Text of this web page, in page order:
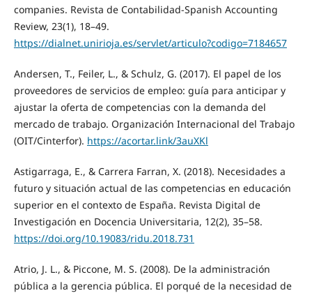
companies. Revista de Contabilidad-Spanish Accounting
Review, 23(1), 18–49.
https://dialnet.unirioja.es/servlet/articulo?codigo=7184657
Andersen, T., Feiler, L., & Schulz, G. (2017). El papel de los
proveedores de servicios de empleo: guía para anticipar y
ajustar la oferta de competencias con la demanda del
mercado de trabajo. Organización Internacional del Trabajo
(OIT/Cinterfor). https://acortar.link/3auXKl
Astigarraga, E., & Carrera Farran, X. (2018). Necesidades a
futuro y situación actual de las competencias en educación
superior en el contexto de España. Revista Digital de
Investigación en Docencia Universitaria, 12(2), 35–58.
https://doi.org/10.19083/ridu.2018.731
Atrio, J. L., & Piccone, M. S. (2008). De la administración
pública a la gerencia pública. El porqué de la necesidad de